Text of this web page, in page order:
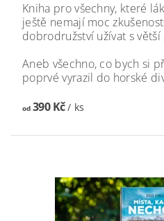
Kniha pro všechny, které
ještě nemají moc
dobrodružství užívat s
Aneb všechno, co bych si
poprvé vyrazil do horské
od390 Kč/ ks